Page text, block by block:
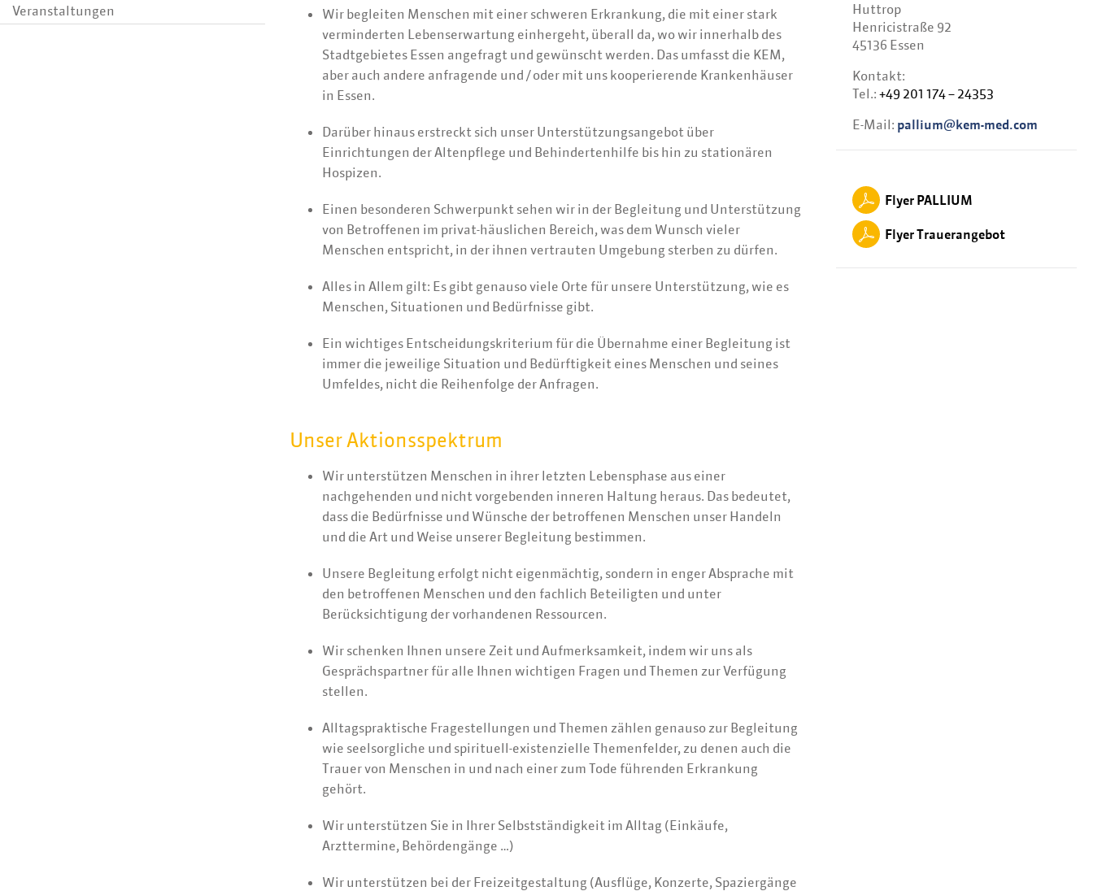
Veranstaltungen
Wir begleiten Menschen mit einer schweren Erkrankung, die mit einer stark
verminderten Lebenserwartung einhergeht, überall da, wo wir innerhalb des
Stadtgebietes Essen angefragt und gewünscht werden. Das umfasst die KEM,
aber auch andere anfragende und / oder mit uns kooperierende Krankenhäuser
in Essen.
Darüber hinaus erstreckt sich unser Unterstützungsangebot über
Einrichtungen der Altenpflege und Behindertenhilfe bis hin zu stationären
Hospizen.
Einen besonderen Schwerpunkt sehen wir in der Begleitung und Unterstützung
von Betroffenen im privat-häuslichen Bereich, was dem Wunsch vieler
Menschen entspricht, in der ihnen vertrauten Umgebung sterben zu dürfen.
Alles in Allem gilt: Es gibt genauso viele Orte für unsere Unterstützung, wie es
Menschen, Situationen und Bedürfnisse gibt.
Ein wichtiges Entscheidungskriterium für die Übernahme einer Begleitung ist
immer die jeweilige Situation und Bedürftigkeit eines Menschen und seines
Umfeldes, nicht die Reihenfolge der Anfragen.
Unser Aktionsspektrum
Wir unterstützen Menschen in ihrer letzten Lebensphase aus einer
nachgehenden und nicht vorgebenden inneren Haltung heraus. Das bedeutet,
dass die Bedürfnisse und Wünsche der betroffenen Menschen unser Handeln
und die Art und Weise unserer Begleitung bestimmen.
Unsere Begleitung erfolgt nicht eigenmächtig, sondern in enger Absprache mit
den betroffenen Menschen und den fachlich Beteiligten und unter
Berücksichtigung der vorhandenen Ressourcen.
Wir schenken Ihnen unsere Zeit und Aufmerksamkeit, indem wir uns als
Gesprächspartner für alle Ihnen wichtigen Fragen und Themen zur Verfügung
stellen.
Alltagspraktische Fragestellungen und Themen zählen genauso zur Begleitung
wie seelsorgliche und spirituell-existenzielle Themenfelder, zu denen auch die
Trauer von Menschen in und nach einer zum Tode führenden Erkrankung
gehört.
Wir unterstützen Sie in Ihrer Selbstständigkeit im Alltag (Einkäufe,
Arzttermine, Behördengänge …)
Wir unterstützen bei der Freizeitgestaltung (Ausflüge, Konzerte, Spaziergänge
Huttrop
Henricistraße 92
45136 Essen
Kontakt:
Tel.: +49 201 174 – 24353
E-Mail: pallium@kem-med.com
Flyer PALLIUM
Flyer Trauerangebot